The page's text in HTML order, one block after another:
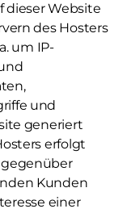
dieser Website
des Hosters
um IP-
und
generiert
erfolgt
Kunden
einer